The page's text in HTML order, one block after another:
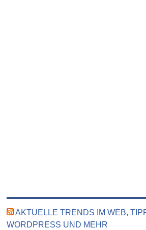
AKTUELLE TRENDS IM WEB,
WORDPRESS UND MEHR